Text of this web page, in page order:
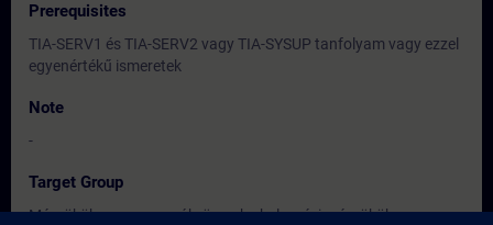
Prerequisites
TIA-SERV1 és TIA-SERV2 vagy TIA-SYSUP tanfolyam vagy ezzel
egyenértékű ismeretek
Note
-
Target Group
Mérnökök, programozók, üzembe helyezési mérnökök,